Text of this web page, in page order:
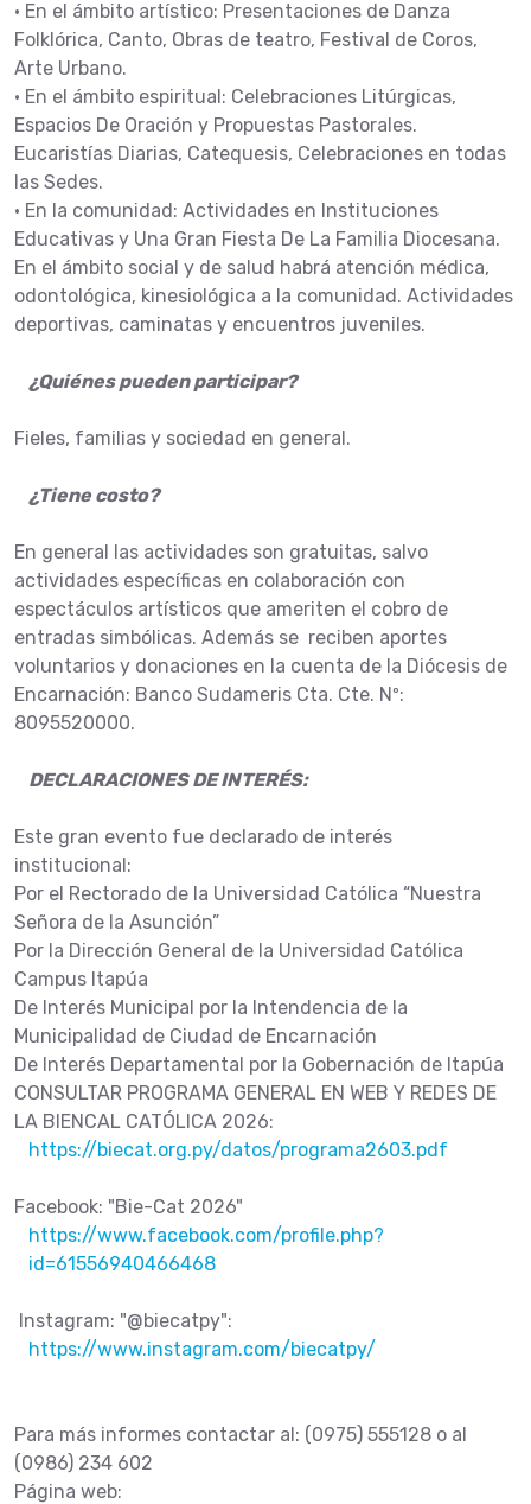
• En el ámbito artístico: Presentaciones de Danza
Folklórica, Canto, Obras de teatro, Festival de Coros,
Arte Urbano.
• En el ámbito espiritual: Celebraciones Litúrgicas,
Espacios De Oración y Propuestas Pastorales.
Eucaristías Diarias, Catequesis, Celebraciones en todas
las Sedes.
• En la comunidad: Actividades en Instituciones
Educativas y Una Gran Fiesta De La Familia Diocesana.
En el ámbito social y de salud habrá atención médica,
odontológica, kinesiológica a la comunidad. Actividades
deportivas, caminatas y encuentros juveniles.
¿Quiénes pueden participar?
Fieles, familias y sociedad en general.
¿Tiene costo?
En general las actividades son gratuitas, salvo
actividades específicas en colaboración con
espectáculos artísticos que ameriten el cobro de
entradas simbólicas. Además se reciben aportes
voluntarios y donaciones en la cuenta de la Diócesis de
Encarnación: Banco Sudameris Cta. Cte. Nº:
8095520000.
DECLARACIONES DE INTERÉS:
Este gran evento fue declarado de interés
institucional:
Por el Rectorado de la Universidad Católica “Nuestra
Señora de la Asunción”
Por la Dirección General de la Universidad Católica
Campus Itapúa
De Interés Municipal por la Intendencia de la
Municipalidad de Ciudad de Encarnación
De Interés Departamental por la Gobernación de Itapúa
CONSULTAR PROGRAMA GENERAL EN WEB Y REDES DE
LA BIENCAL CATÓLICA 2026:
https://biecat.org.py/datos/programa2603.pdf
Facebook: "Bie-Cat 2026"
https://www.facebook.com/profile.php?
id=61556940466468
Instagram: "@biecatpy":
https://www.instagram.com/biecatpy/
Para más informes contactar al: (0975) 555128 o al
(0986) 234 602
Página web: